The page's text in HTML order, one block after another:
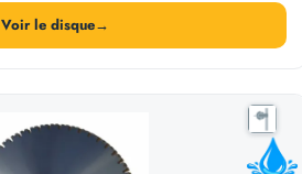
Voir le disque→